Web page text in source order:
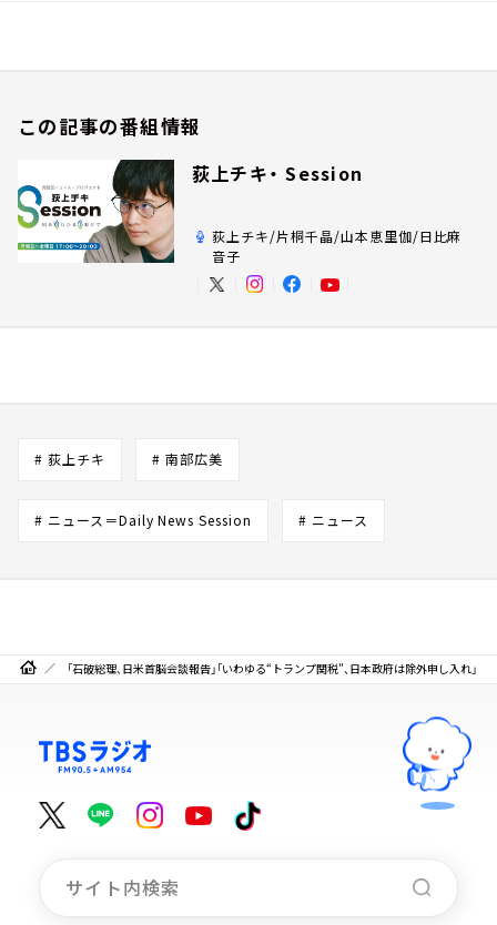
この記事の番組情報
荻上チキ・ Session
荻上チキ/片桐千晶/山本恵里伽/日比麻
音子
# 荻上チキ # 南部広美
# ニュース＝Daily News Session # ニュース
「石破総理、日米首脳会談報告」「いわゆる“トランプ関税”、日本政府は除外申し入れ」